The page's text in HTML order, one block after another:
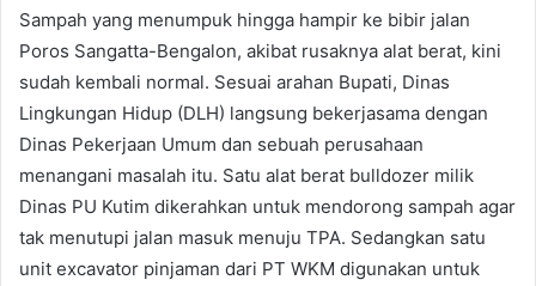
Sampah yang menumpuk hingga hampir ke bibir jalan
Poros Sangatta-Bengalon, akibat rusaknya alat berat, kini
sudah kembali normal. Sesuai arahan Bupati, Dinas
Lingkungan Hidup (DLH) langsung bekerjasama dengan
Dinas Pekerjaan Umum dan sebuah perusahaan
menangani masalah itu. Satu alat berat bulldozer milik
Dinas PU Kutim dikerahkan untuk mendorong sampah agar
tak menutupi jalan masuk menuju TPA. Sedangkan satu
unit excavator pinjaman dari PT WKM digunakan untuk